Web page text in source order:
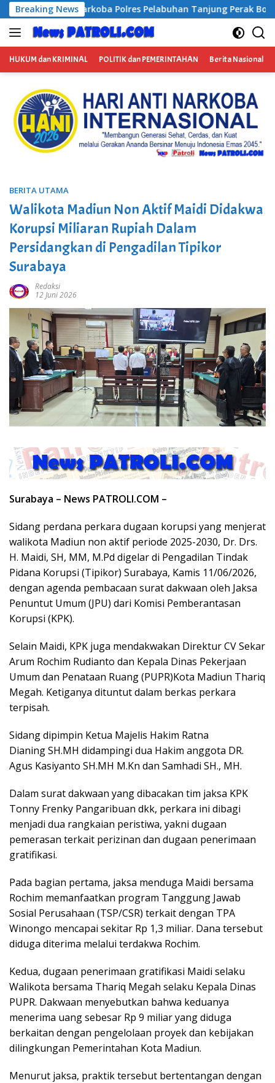
Langsung
ke
konten
Breaking News
Pelabuhan Tanjung Perak Bongkar Tiga Jaringan Narkoba,
HUKUM dan KRIMINAL POLITIK dan PEMERINTAHAN Berita Nasional
BERITA UTAMA
Walikota Madiun Non Aktif Maidi Didakwa
Korupsi Miliaran Rupiah Dalam
Persidangkan di Pengadilan Tipikor
Surabaya
Redaksi
12 Juni 2026
Surabaya – News PATROLI.COM –
Sidang perdana perkara dugaan korupsi yang menjerat
walikota Madiun non aktif periode 2025-2030, Dr. Drs.
H. Maidi, SH, MM, M.Pd digelar di Pengadilan Tindak
Pidana Korupsi (Tipikor) Surabaya, Kamis 11/06/2026,
dengan agenda pembacaan surat dakwaan oleh Jaksa
Penuntut Umum (JPU) dari Komisi Pemberantasan
Korupsi (KPK).
Selain Maidi, KPK juga mendakwakan Direktur CV Sekar
Arum Rochim Rudianto dan Kepala Dinas Pekerjaan
Umum dan Penataan Ruang (PUPR)Kota Madiun Thariq
Megah. Ketiganya dituntut dalam berkas perkara
terpisah.
Sidang dipimpin Ketua Majelis Hakim Ratna
Dianing SH.MH didampingi dua Hakim anggota DR.
Agus Kasiyanto SH.MH M.Kn dan Samhadi SH., MH.
Dalam surat dakwaan yang dibacakan tim jaksa KPK
Tonny Frenky Pangaribuan dkk, perkara ini dibagi
menjadi dua rangkaian peristiwa, yakni dugaan
pemerasan terkait perizinan dan dugaan penerimaan
gratifikasi.
Pada bagian pertama, jaksa menduga Maidi bersama
Rochim memanfaatkan program Tanggung Jawab
Sosial Perusahaan (TSP/CSR) terkait dengan TPA
Winongo mencapai sekitar Rp 1,3 miliar. Dana tersebut
diduga diterima melalui terdakwa Rochim.
Kedua, dugaan penerimaan gratifikasi Maidi selaku
Walikota bersama Thariq Megah selaku Kepala Dinas
PUPR. Dakwaan menyebutkan bahwa keduanya
menerima uang sebesar Rp 9 miliar yang diduga
berkaitan dengan pengelolaan proyek dan kebijakan
dilingkungan Pemerintahan Kota Madiun.
Menurut jaksa, praktik tersebut bertentangan dengan